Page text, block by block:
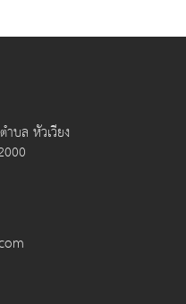
บล หัวเวียง